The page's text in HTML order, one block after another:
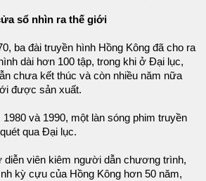
sổ nhìn ra thế giới
ba đài truyền hình Hồng Kông đã cho ra
dài hơn 100 tập, trong khi ở Đại lục,
chưa kết thúc và còn nhiều năm nữa
được sản xuất.
và 1990, một làn sóng phim truyền
qua Đại lục.
diễn viên kiêm người dẫn chương trình,
kỳ cựu của Hồng Kông hơn 50 năm,